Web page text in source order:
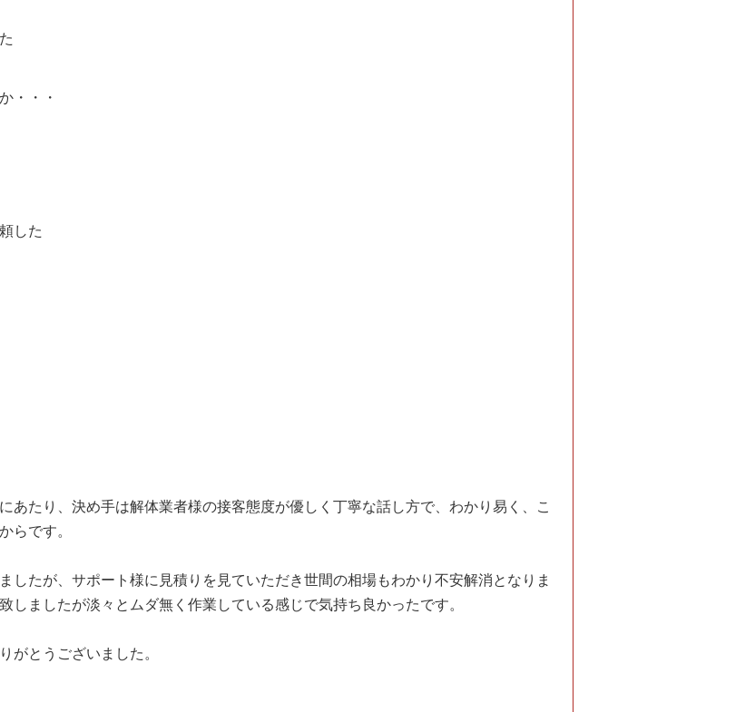
・・・
した
あたり、決め手は解体業者様の接客態度が優しく丁寧な話し方で、わかり易く、こ
らです。
したが、サポート様に見積りを見ていただき世間の相場もわかり不安解消となりま
しましたが淡々とムダ無く作業している感じで気持ち良かったです。
がとうございました。